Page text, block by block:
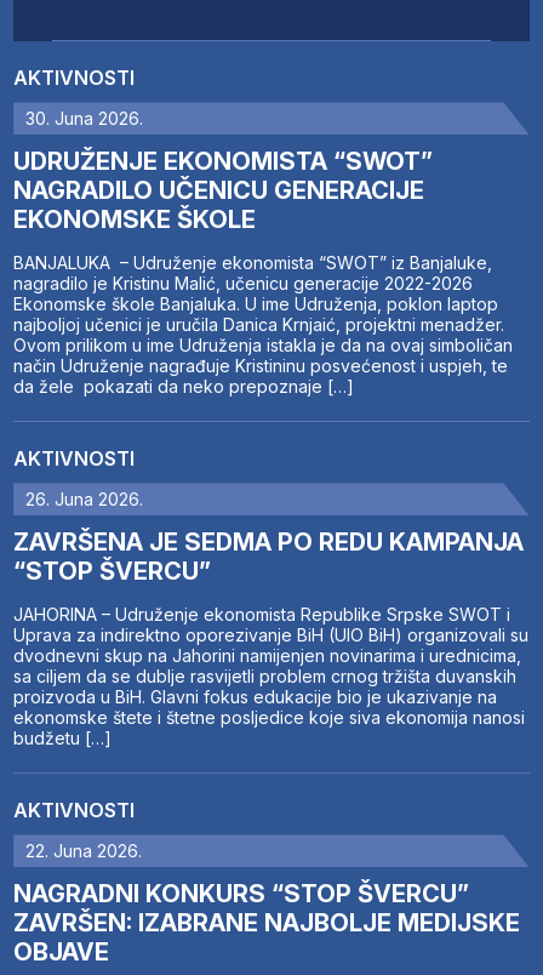
AKTIVNOSTI
30. Juna 2026.
UDRUŽENJE EKONOMISTA “SWOT”
NAGRADILO UČENICU GENERACIJE
EKONOMSKE ŠKOLE
BANJALUKA – Udruženje ekonomista “SWOT” iz Banjaluke,
nagradilo je Kristinu Malić, učenicu generacije 2022-2026
Ekonomske škole Banjaluka. U ime Udruženja, poklon laptop
najboljoj učenici je uručila Danica Krnjaić, projektni menadžer.
Ovom prilikom u ime Udruženja istakla je da na ovaj simboličan
način Udruženje nagrađuje Kristininu posvećenost i uspjeh, te
da žele pokazati da neko prepoznaje […]
AKTIVNOSTI
26. Juna 2026.
ZAVRŠENA JE SEDMA PO REDU KAMPANJA
“STOP ŠVERCU”
JAHORINA – Udruženje ekonomista Republike Srpske SWOT i
Uprava za indirektno oporezivanje BiH (UIO BiH) organizovali su
dvodnevni skup na Jahorini namijenjen novinarima i urednicima,
sa ciljem da se dublje rasvijetli problem crnog tržišta duvanskih
proizvoda u BiH. Glavni fokus edukacije bio je ukazivanje na
ekonomske štete i štetne posljedice koje siva ekonomija nanosi
budžetu […]
AKTIVNOSTI
22. Juna 2026.
NAGRADNI KONKURS “STOP ŠVERCU”
ZAVRŠEN: IZABRANE NAJBOLJE MEDIJSKE
OBJAVE